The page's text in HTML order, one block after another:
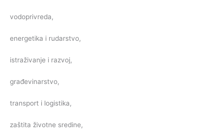
vodoprivreda,
energetika i rudarstvo,
istraživanje i razvoj,
građevinarstvo,
transport i logistika,
zaštita životne sredine,